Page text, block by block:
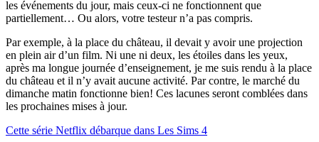
les événements du jour, mais ceux-ci ne fonctionnent que
partiellement… Ou alors, votre testeur n’a pas compris.
Par exemple, à la place du château, il devait y avoir une projection
en plein air d’un film. Ni une ni deux, les étoiles dans les yeux,
après ma longue journée d’enseignement, je me suis rendu à la place
du château et il n’y avait aucune activité. Par contre, le marché du
dimanche matin fonctionne bien! Ces lacunes seront comblées dans
les prochaines mises à jour.
Cette série Netflix débarque dans Les Sims 4